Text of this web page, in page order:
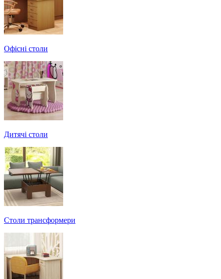
Офісні столи
Дитячі столи
Cтоли трансформери